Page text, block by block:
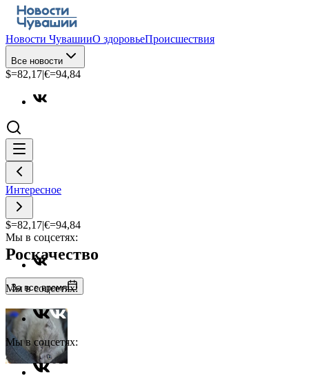
Новости ЧувашииО здоровьеПроисшествия
Все новости
$=82,17|€=94,84
Интересное
$=82,17|€=94,84
Мы в соцсетях:
Мы в соцсетях:
Мы в соцсетях:
Роскачество
За все время